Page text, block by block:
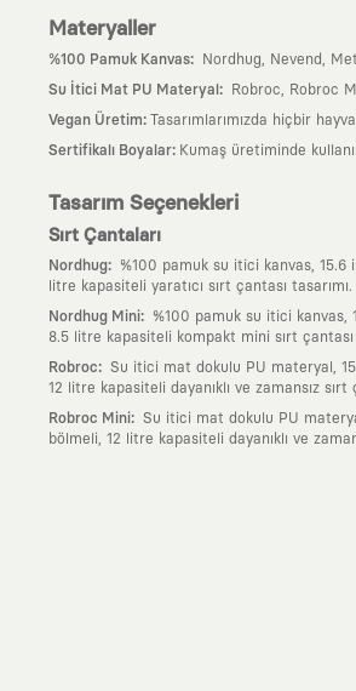
Materyaller
%100 Pamuk Kanvas: Nordhug, Nevend,
Su İtici Mat PU Materyal : Robroc, Robroc
Vegan Üretim: Tasarımlarımızda hiçbir
Sertifikalı Boyalar: Kumaş üretiminde
Tasarım Seçenekleri
Sırt Çantaları
Nordhug:
%100 pamuk su itici kanvas, 15.6
litre kapasiteli yaratıcı sırt çantası tasarımı.
Nordhug Mini:
%100 pamuk su itici kanvas,
8.5 litre kapasiteli kompakt mini sırt çantası
Robroc: Su itici mat dokulu PU materyal,
12 litre kapasiteli dayanıklı ve zamansız sırt
Robroc Mini: Su itici mat dokulu PU
bölmeli, 12 litre kapasiteli dayanıklı ve